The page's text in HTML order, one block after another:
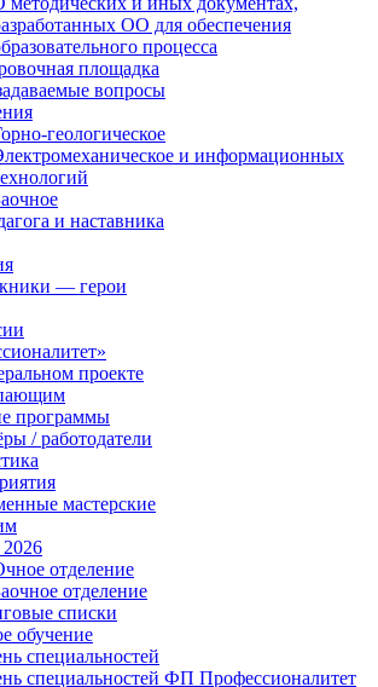
ОО для обеспечения
процесса
площадка
вопросы
геологическое
и информационных
и наставника
— герои
проекте
программы
/ работодатели
мастерские
отделение
отделение
списки
обучение
специальностей
специальностей ФП Профессионалитет